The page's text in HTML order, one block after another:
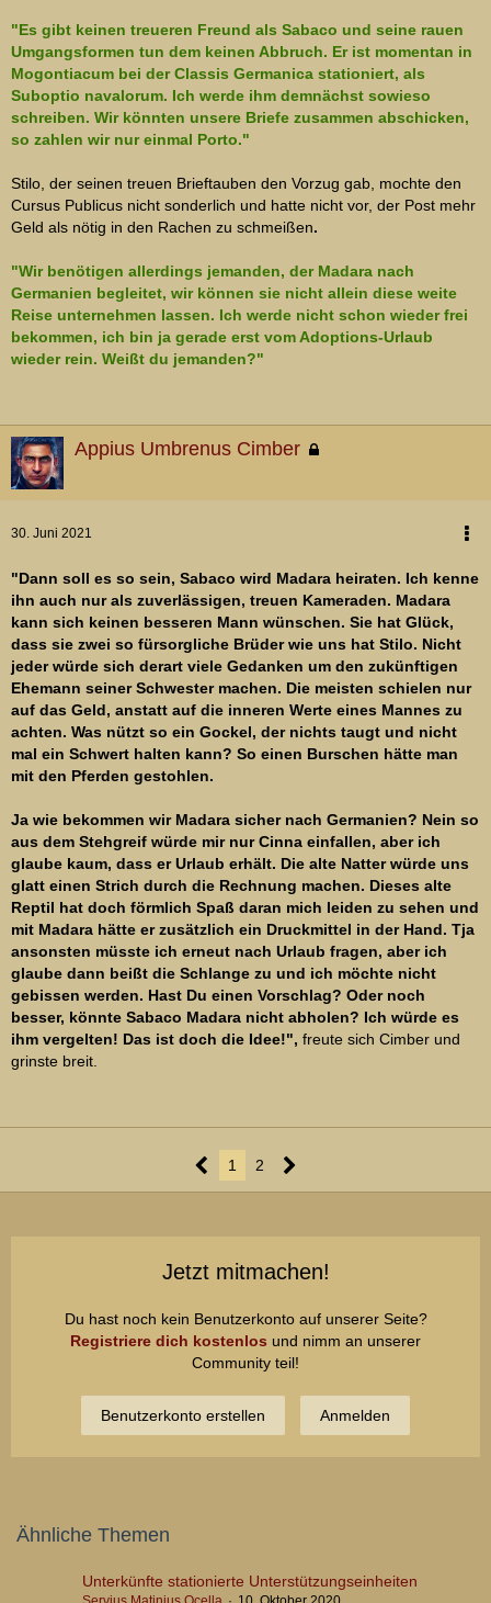
"Es gibt keinen treueren Freund als Sabaco und seine rauen
Umgangsformen tun dem keinen Abbruch. Er ist momentan in
Mogontiacum bei der Classis Germanica stationiert, als
Suboptio navalorum. Ich werde ihm demnächst sowieso
schreiben. Wir könnten unsere Briefe zusammen abschicken,
so zahlen wir nur einmal Porto."
Stilo, der seinen treuen Brieftauben den Vorzug gab, mochte den
Cursus Publicus nicht sonderlich und hatte nicht vor, der Post mehr
Geld als nötig in den Rachen zu schmeißen.
"Wir benötigen allerdings jemanden, der Madara nach
Germanien begleitet, wir können sie nicht allein diese weite
Reise unternehmen lassen. Ich werde nicht schon wieder frei
bekommen, ich bin ja gerade erst vom Adoptions-Urlaub
wieder rein. Weißt du jemanden?"
Appius Umbrenus Cimber
30. Juni 2021
"Dann soll es so sein, Sabaco wird Madara heiraten. Ich kenne
ihn auch nur als zuverlässigen, treuen Kameraden. Madara
kann sich keinen besseren Mann wünschen. Sie hat Glück,
dass sie zwei so fürsorgliche Brüder wie uns hat Stilo. Nicht
jeder würde sich derart viele Gedanken um den zukünftigen
Ehemann seiner Schwester machen. Die meisten schielen nur
auf das Geld, anstatt auf die inneren Werte eines Mannes zu
achten. Was nützt so ein Gockel, der nichts taugt und nicht
mal ein Schwert halten kann? So einen Burschen hätte man
mit den Pferden gestohlen.
Ja wie bekommen wir Madara sicher nach Germanien? Nein so
aus dem Stehgreif würde mir nur Cinna einfallen, aber ich
glaube kaum, dass er Urlaub erhält. Die alte Natter würde uns
glatt einen Strich durch die Rechnung machen. Dieses alte
Reptil hat doch förmlich Spaß daran mich leiden zu sehen und
mit Madara hätte er zusätzlich ein Druckmittel in der Hand. Tja
ansonsten müsste ich erneut nach Urlaub fragen, aber ich
glaube dann beißt die Schlange zu und ich möchte nicht
gebissen werden. Hast Du einen Vorschlag? Oder noch
besser, könnte Sabaco Madara nicht abholen? Ich würde es
ihm vergelten! Das ist doch die Idee!", freute sich Cimber und
grinste breit.
1 2
Jetzt mitmachen!
Du hast noch kein Benutzerkonto auf unserer Seite?
Registriere dich kostenlos und nimm an unserer
Community teil!
Benutzerkonto erstellen Anmelden
Ähnliche Themen
Unterkünfte stationierte Unterstützungseinheiten